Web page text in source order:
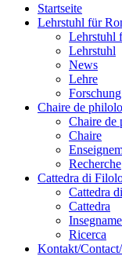
Startseite
Lehrstuhl für
Lehrstuhl
Lehrstuhl
News
Lehre
Forschung
Chaire de
Chaire de
Chaire
Recherche
Cattedra di
Cattedra
Cattedra
Ricerca
Kontakt/